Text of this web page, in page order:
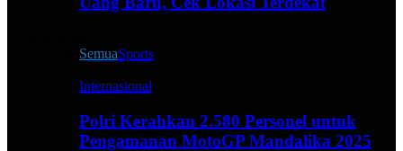
SemuaSports
Internasional
Polri Kerahkan 2.580 Personel untuk
Pengamanan MotoGP Mandalika 2025